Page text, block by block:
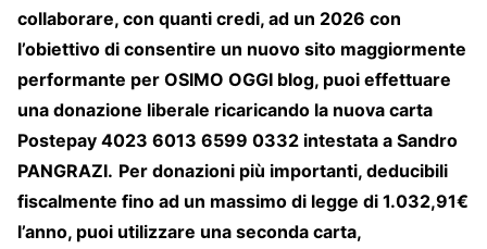
collaborare, con quanti credi, ad un 2026 con
l’obiettivo di consentire un nuovo sito maggiormente
performante per OSIMO OGGI blog, puoi effettuare
una donazione liberale ricaricando la nuova carta
Postepay 4023 6013 6599 0332 intestata a Sandro
PANGRAZI. Per donazioni più importanti, deducibili
fiscalmente fino ad un massimo di legge di 1.032,91€
l’anno, puoi utilizzare una seconda carta,